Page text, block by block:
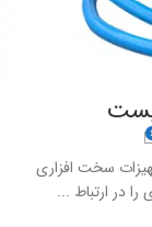
سخت افزاری
در ارتباط ...